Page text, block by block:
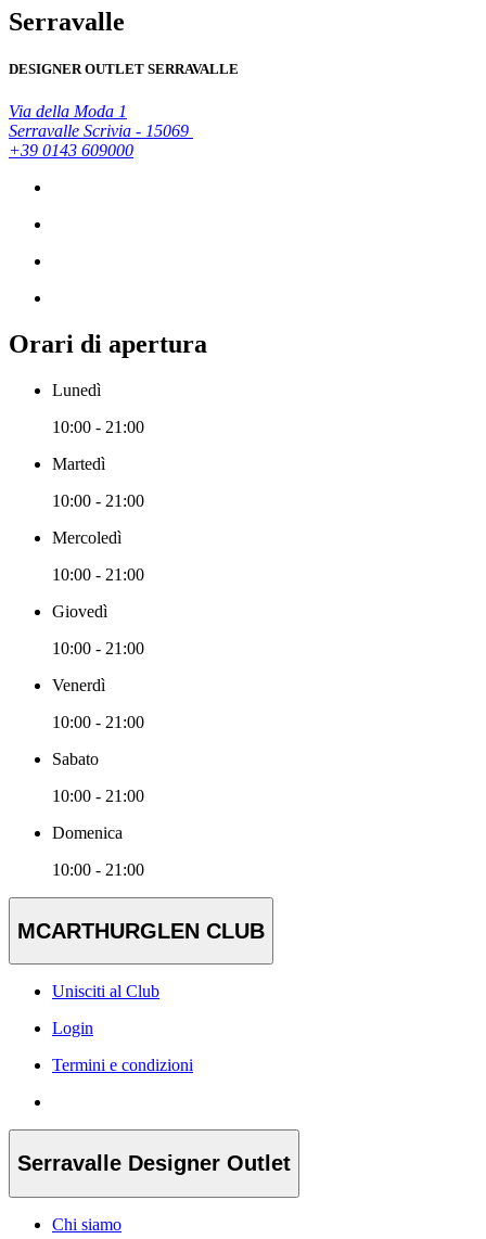
Serravalle
DESIGNER OUTLET SERRAVALLE
Via della Moda 1
Serravalle Scrivia - 15069
+39 0143 609000
Orari di apertura
Lunedì
10:00 - 21:00
Martedì
10:00 - 21:00
Mercoledì
10:00 - 21:00
Giovedì
10:00 - 21:00
Venerdì
10:00 - 21:00
Sabato
10:00 - 21:00
Domenica
10:00 - 21:00
MCARTHURGLEN CLUB
Unisciti al Club
Login
Termini e condizioni
Serravalle Designer Outlet
Chi siamo